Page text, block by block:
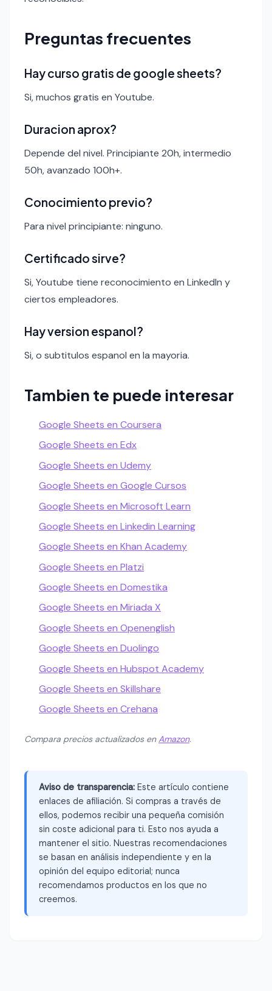
Preguntas frecuentes
Hay curso gratis de google sheets?
Si, muchos gratis en Youtube.
Duracion aprox?
Depende del nivel. Principiante 20h, intermedio
50h, avanzado 100h+.
Conocimiento previo?
Para nivel principiante: ninguno.
Certificado sirve?
Si, Youtube tiene reconocimiento en LinkedIn y
ciertos empleadores.
Hay version espanol?
Si, o subtitulos espanol en la mayoria.
Tambien te puede interesar
Google Sheets en Coursera
Google Sheets en Edx
Google Sheets en Udemy
Google Sheets en Google Cursos
Google Sheets en Microsoft Learn
Google Sheets en Linkedin Learning
Google Sheets en Khan Academy
Google Sheets en Platzi
Google Sheets en Domestika
Google Sheets en Miriada X
Google Sheets en Openenglish
Google Sheets en Duolingo
Google Sheets en Hubspot Academy
Google Sheets en Skillshare
Google Sheets en Crehana
Compara precios actualizados enAmazon.
Aviso de transparencia: Este artículo contiene
enlaces de afiliación. Si compras a través de
ellos, podemos recibir una pequeña comisión
sin coste adicional para ti. Esto nos ayuda a
mantener el sitio. Nuestras recomendaciones
se basan en análisis independiente y en la
opinión del equipo editorial; nunca
recomendamos productos en los que no
creemos.